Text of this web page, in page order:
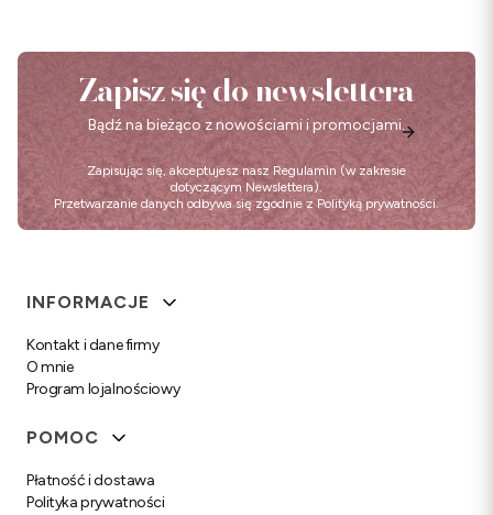
Zapisz się do newslettera
Bądź na bieżąco z nowościami i promocjami.
Zapisując się, akceptujesz nasz Regulamin (w zakresie
dotyczącym Newslettera).
Przetwarzanie danych odbywa się zgodnie z Polityką prywatności.
Linki w stopce
INFORMACJE
Kontakt i dane firmy
O mnie
Program lojalnościowy
POMOC
Płatność i dostawa
Polityka prywatności